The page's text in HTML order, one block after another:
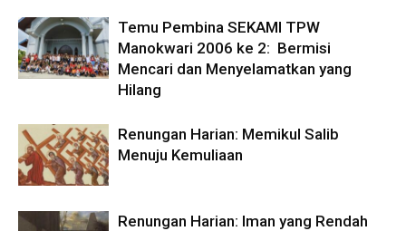
Temu Pembina SEKAMI TPW
Manokwari 2006 ke 2: Bermisi
Mencari dan Menyelamatkan yang
Hilang
Renungan Harian: Memikul Salib
Menuju Kemuliaan
Renungan Harian: Iman yang Rendah